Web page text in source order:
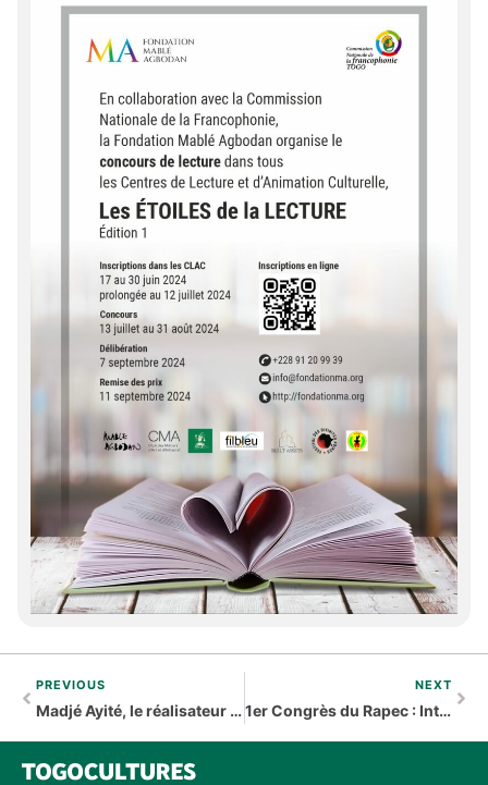
PREVIOUS
Madjé Ayité, le réalisateur Togolais était à Cannes
NEXT
1er Congrès du Rapec : Interview de son Président John Dossavi